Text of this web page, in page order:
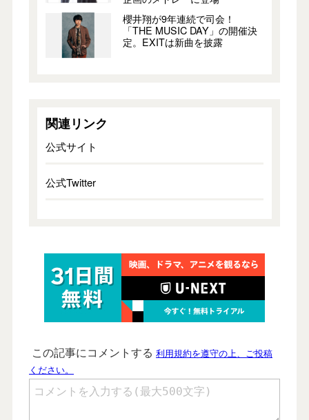
櫻井翔が9年連続で司会！
「THE MUSIC DAY」の開催決
定。EXITは新曲を披露
関連リンク
公式サイト
公式Twitter